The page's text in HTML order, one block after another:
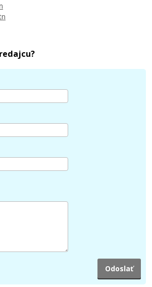
Pridať do košíka
odpadová nádobka OKI